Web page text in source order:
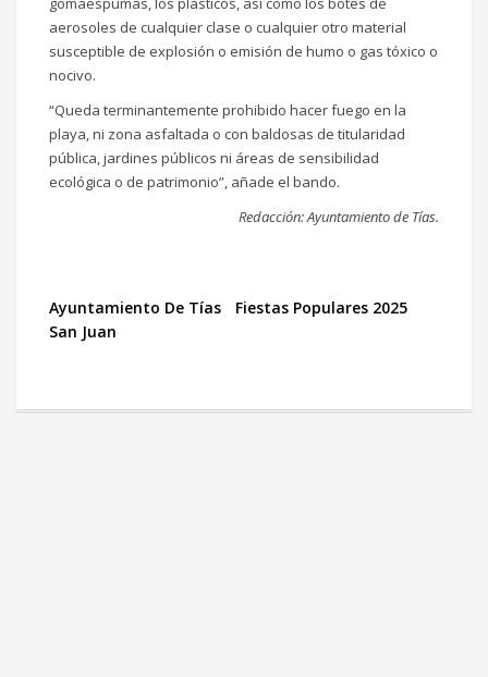
aerosoles de cualquier clase o cualquier otro material
susceptible de explosión o emisión de humo o gas tóxico o
nocivo.
“Queda terminantemente prohibido hacer fuego en la
playa, ni zona asfaltada o con baldosas de titularidad
pública, jardines públicos ni áreas de sensibilidad
ecológica o de patrimonio”, añade el bando.
Redacción: Ayuntamiento de Tías.
Ayuntamiento De Tías
Fiestas Populares 2025
San Juan